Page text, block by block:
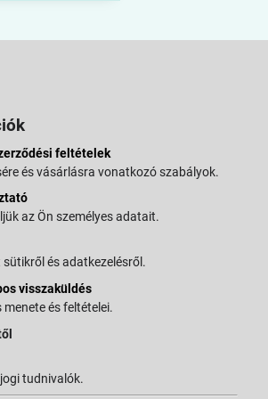
feltételek
és vásárlásra vonatkozó szabályok.
az Ön személyes adatait.
és adatkezelésről.
visszaküldés
és feltételei.
tudnivalók.